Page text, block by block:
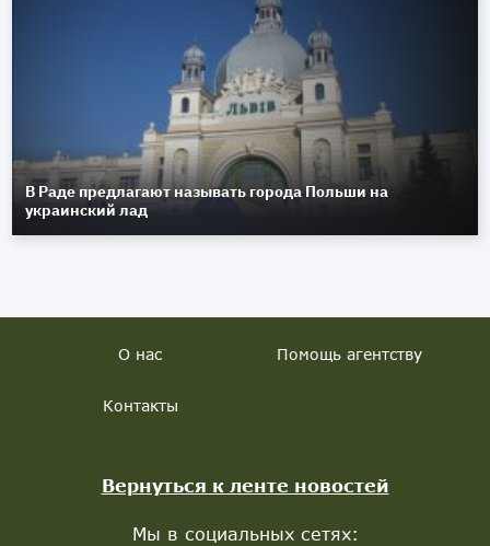
В Раде предлагают называть города Польши на
украинский лад
О нас Помощь агентству
Контакты
Вернуться к ленте новостей
Мы в социальных сетях: